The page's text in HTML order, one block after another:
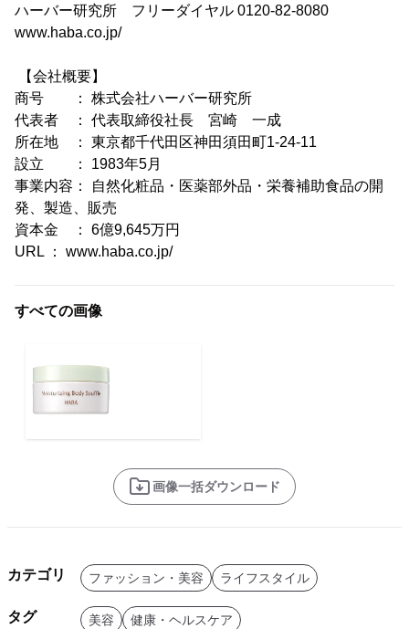
ハーバー研究所 フリーダイヤル 0120-82-8080
www.haba.co.jp/
【会社概要】
商号 ： 株式会社ハーバー研究所
代表者 ： 代表取締役社長 宮崎 一成
所在地 ： 東京都千代田区神田須田町1-24-11
設立 ： 1983年5月
事業内容： 自然化粧品・医薬部外品・栄養補助食品の開
発、製造、販売
資本金 ： 6億9,645万円
URL ： www.haba.co.jp/
すべての画像
画像一括ダウンロード
カテゴリ ファッション・美容 ライフスタイル
タグ 美容 健康・ヘルスケア